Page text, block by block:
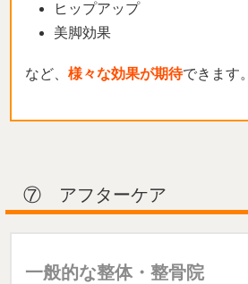
ヒップアップ
美脚効果
など、 様々な効果が期待できます。
⑦ アフターケア
一般的な整体・整骨院